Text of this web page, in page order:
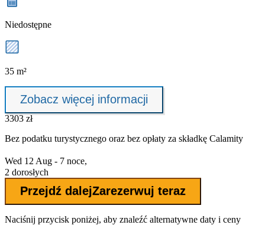
Niedostępne
35 m²
Zobacz więcej informacji
3303 zł
Bez podatku turystycznego oraz bez opłaty za składkę Calamity
Wed 12 Aug - 7 noce,
2 dorosłych
Przejdź dalejZarezerwuj teraz
Naciśnij przycisk poniżej, aby znaleźć alternatywne daty i ceny